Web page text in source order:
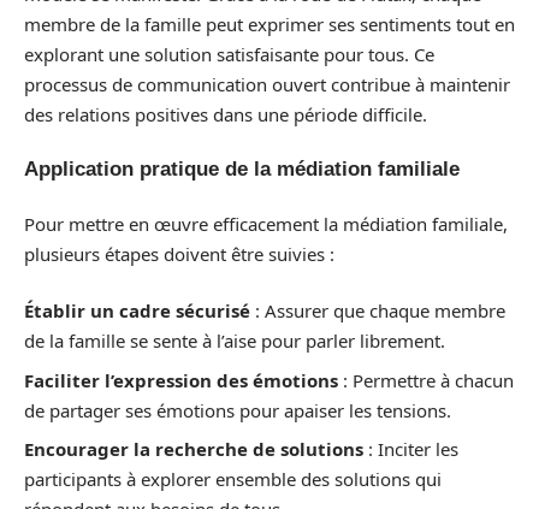
membre de la famille peut exprimer ses sentiments tout en
explorant une solution satisfaisante pour tous. Ce
processus de communication ouvert contribue à maintenir
des relations positives dans une période difficile.
Application pratique de la médiation familiale
Pour mettre en œuvre efficacement la médiation familiale,
plusieurs étapes doivent être suivies :
Établir un cadre sécurisé : Assurer que chaque membre
de la famille se sente à l’aise pour parler librement.
Faciliter l’expression des émotions : Permettre à chacun
de partager ses émotions pour apaiser les tensions.
Encourager la recherche de solutions : Inciter les
participants à explorer ensemble des solutions qui